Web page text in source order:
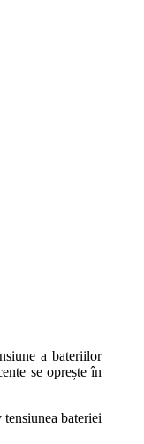
a bateriilor
se oprește în
bateriei